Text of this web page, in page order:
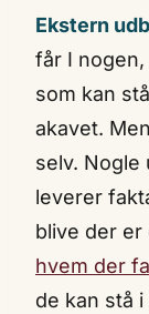
Ekstern
får I
som kan
akavet.
selv.
leverer
blive der er
hvem der
de kan stå i